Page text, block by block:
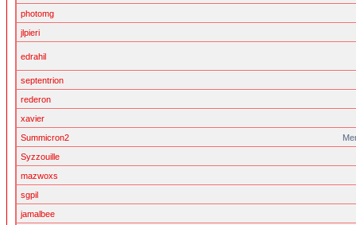
photomg
jlpieri
edrahil
septentrion
rederon
xavier
Summicron2
Syzzouille
mazwoxs
sgpil
jamalbee